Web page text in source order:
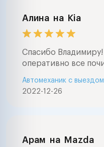
Алина на Kia
Спасибо
оперативно все
2022-12-26
Автомеханик с выездом
Арам на Mazda